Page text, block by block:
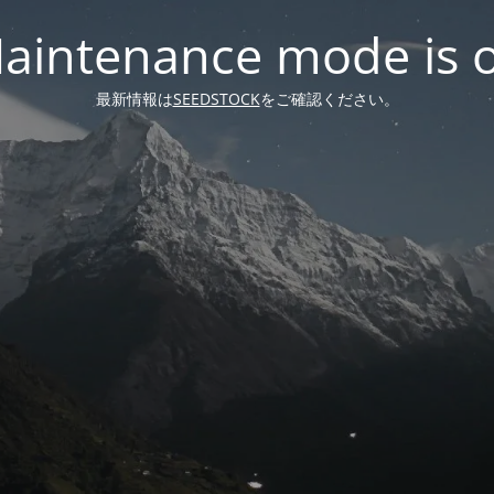
mode is
最新情報はSEEDSTOCKをご確認ください。